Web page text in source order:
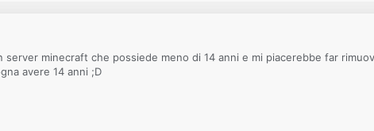
server minecraft che possiede meno di 14 anni e mi piacerebbe far
avere 14 anni ;D